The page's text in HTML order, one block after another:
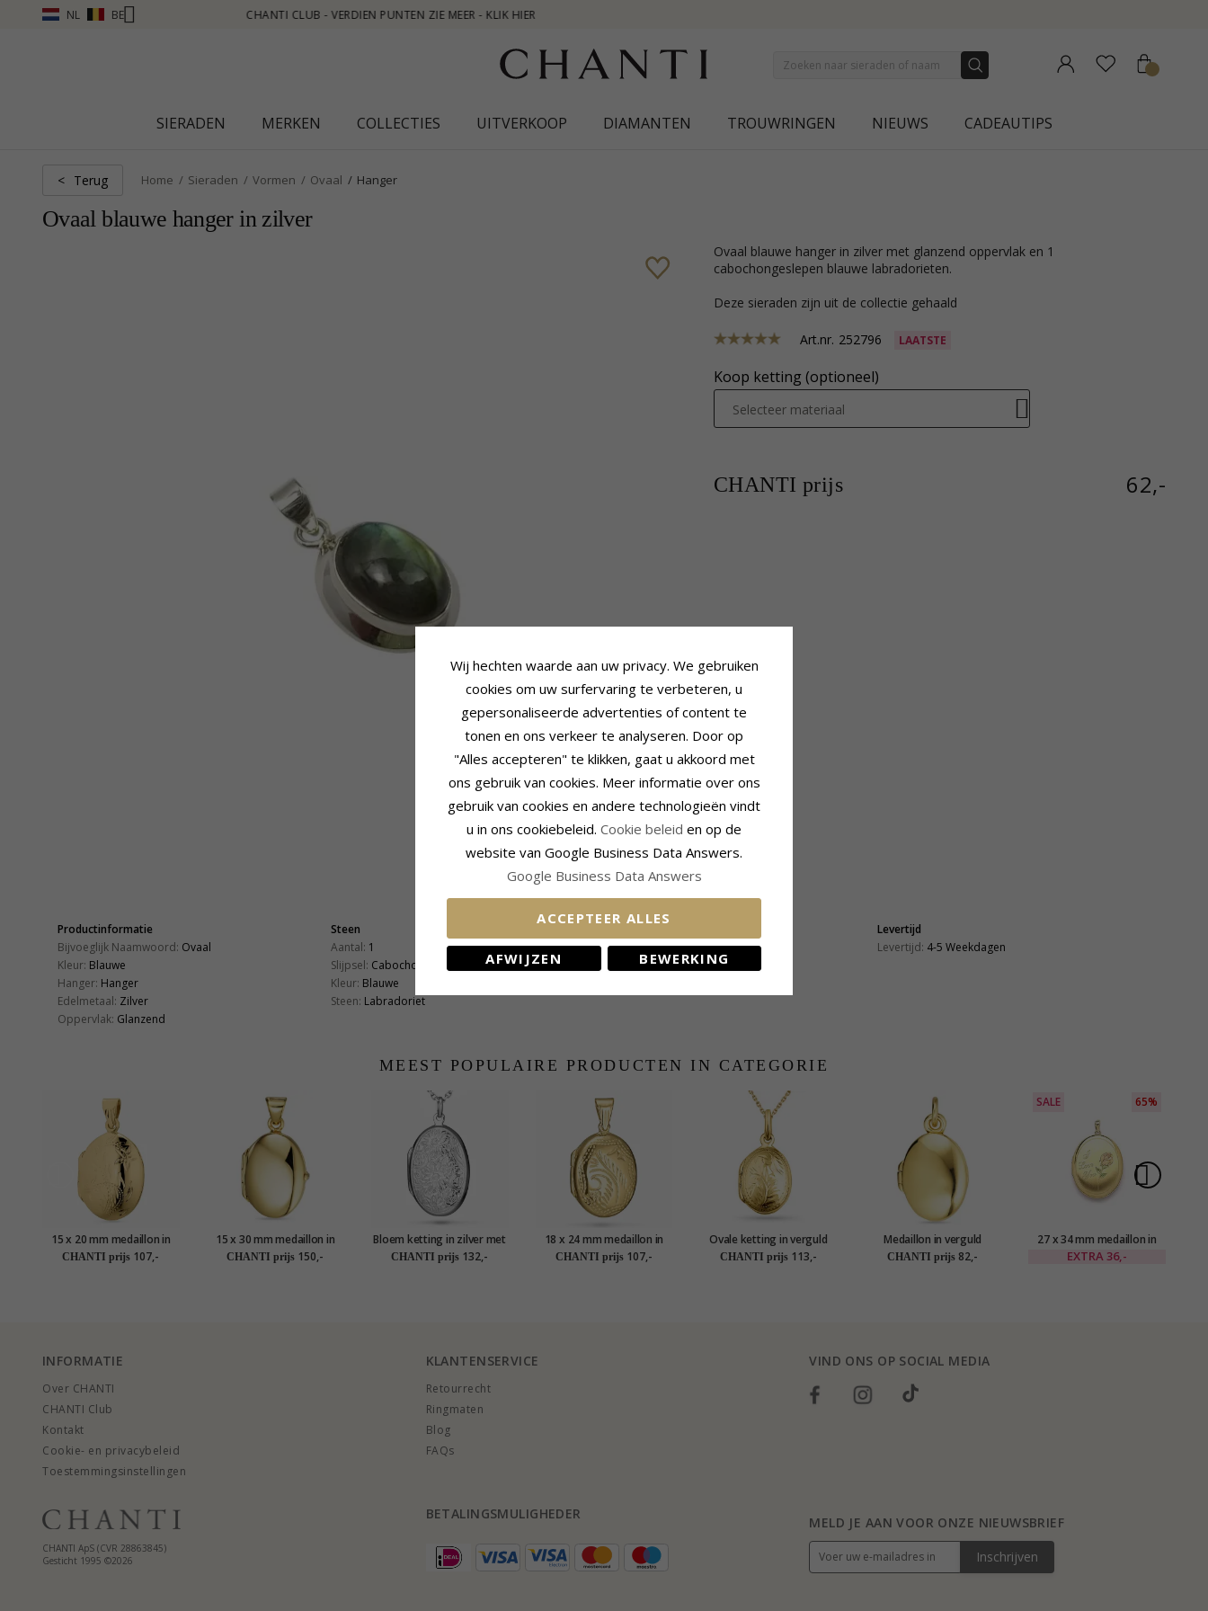
NL BE
PUNTEN ZIE MEER - KLIK HIER
SIERADEN MERKEN COLLECTIES UITVERKOOP DIAMANTEN TROUWRINGEN NIEUWS CADEAUTIPS
< Terug Home Sieraden Vormen Ovaal Hanger
Ovaal blauwe hanger in zilver
ovaal blauwe hanger in zilver met glanzend oppervlak en 1
cabochongeslepen blauwe labradorieten.
Deze sieraden zijn uit de collectie gehaald
Art.nr. 252796 LAATSTE
Koop ketting (optioneel)
Selecteer materiaal
CHANTI prijs 62,-
Productinformatie
Bijvoeglijk Naamwoord: Ovaal
Kleur: Blauwe
Hanger: Hanger
Edelmetaal: Zilver
Oppervlak: Glanzend
Steen
Aantal: 1
Slijpsel: Cabochongeslepen
Kleur: Blauwe
Steen: Labradoriet
Lengte:28,0 mm
Breedte: 15,0 mm
Levertijd
Levertijd: 4-5 Weekdagen
MEEST POPULAIRE PRODUCTEN IN CATEGORIE
15 x 20 mm medaillon in
verguld sterlingzilver
CHANTI prijs 107,-
15 x 30 mm medaillon in
verguld sterlingzilver
CHANTI prijs 150,-
Bloem ketting in zilver met
hanger in zilver
CHANTI prijs 132,-
18 x 24 mm medaillon in
verguld sterlingzilver
CHANTI prijs 107,-
Ovale ketting in verguld
sterlingzilver met hanger in
verguld sterlingzilver
CHANTI prijs 113,-
Medaillon in verguld
sterlingzilver
CHANTI prijs 82,-
SALE 65%
27 x 34 mm medaillon in
verguld sterlingzilver
EXTRA 36,-
INFORMATIE
Over CHANTI
CHANTI Club
Kontakt
Cookie- en privacybeleid
Toestemmingsinstellingen
KLANTENSERVICE
Retourrecht
Ringmaten
Blog
FAQs
VIND ONS OP SOCIAL MEDIA
CHANTI ApS (CVR 28863845)
Gesticht 1995 ©2026
BETALINGSMULIGHEDER
MELD JE AAN VOOR ONZE NIEUWSBRIEF
Inschrijven
Wij hechten waarde aan uw privacy. We gebruiken
cookies om uw surfervaring te verbeteren, u
gepersonaliseerde advertenties of content te
tonen en ons verkeer te analyseren. Door op
"Alles accepteren" te klikken, gaat u akkoord met
ons gebruik van cookies. Meer informatie over ons
gebruik van cookies en andere technologieën vindt
u in ons cookiebeleid. Cookie beleid en op de
website van Google Business Data Answers.
Google Business Data Answers
ACCEPTEER ALLES
AFWIJZEN BEWERKING